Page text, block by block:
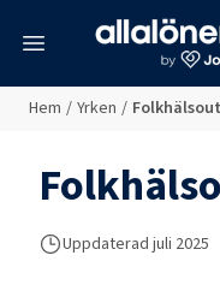
Hem / Yrken /
Uppdaterad juli 2025